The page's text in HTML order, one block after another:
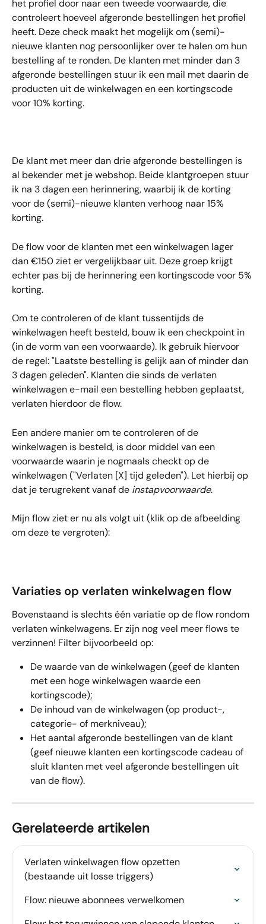
het profiel door naar een tweede voorwaarde, die
controleert hoeveel afgeronde bestellingen het profiel
heeft. Deze check maakt het mogelijk om (semi)-
nieuwe klanten nog persoonlijker over te halen om hun
bestelling af te ronden. De klanten met minder dan 3
afgeronde bestellingen stuur ik een mail met daarin de
producten uit de winkelwagen en een kortingscode
voor 10% korting.
De klant met meer dan drie afgeronde bestellingen is
al bekender met je webshop. Beide klantgroepen stuur
ik na 3 dagen een herinnering, waarbij ik de korting
voor de (semi)-nieuwe klanten verhoog naar 15%
korting.
De flow voor de klanten met een winkelwagen lager
dan €150 ziet er vergelijkbaar uit. Deze groep krijgt
echter pas bij de herinnering een kortingscode voor 5%
korting.
Om te controleren of de klant tussentijds de
winkelwagen heeft besteld, bouw ik een checkpoint in
(in de vorm van een voorwaarde). Ik gebruik hiervoor
de regel: "Laatste bestelling is gelijk aan of minder dan
3 dagen geleden". Klanten die sinds de verlaten
winkelwagen e-mail een bestelling hebben geplaatst,
verlaten hierdoor de flow.
Een andere manier om te controleren of de
winkelwagen is besteld, is door middel van een
voorwaarde waarin je nogmaals checkt op de
winkelwagen ("Verlaten [X] tijd geleden"). Let hierbij op
dat je terugrekent vanaf de instapvoorwaarde.
Mijn flow ziet er nu als volgt uit (klik op de afbeelding
om deze te vergroten):
Variaties op verlaten winkelwagen flow
Bovenstaand is slechts één variatie op de flow rondom
verlaten winkelwagens. Er zijn nog veel meer flows te
verzinnen! Filter bijvoorbeeld op:
De waarde van de winkelwagen (geef de klanten
met een hoge winkelwagen waarde een
kortingscode);
De inhoud van de winkelwagen (op product-,
categorie- of merkniveau);
Het aantal afgeronde bestellingen van de klant
(geef nieuwe klanten een kortingscode cadeau of
sluit klanten met veel afgeronde bestellingen uit
van de flow).
Gerelateerde artikelen
Verlaten winkelwagen flow opzetten
(bestaande uit losse triggers)
Flow: nieuwe abonnees verwelkomen